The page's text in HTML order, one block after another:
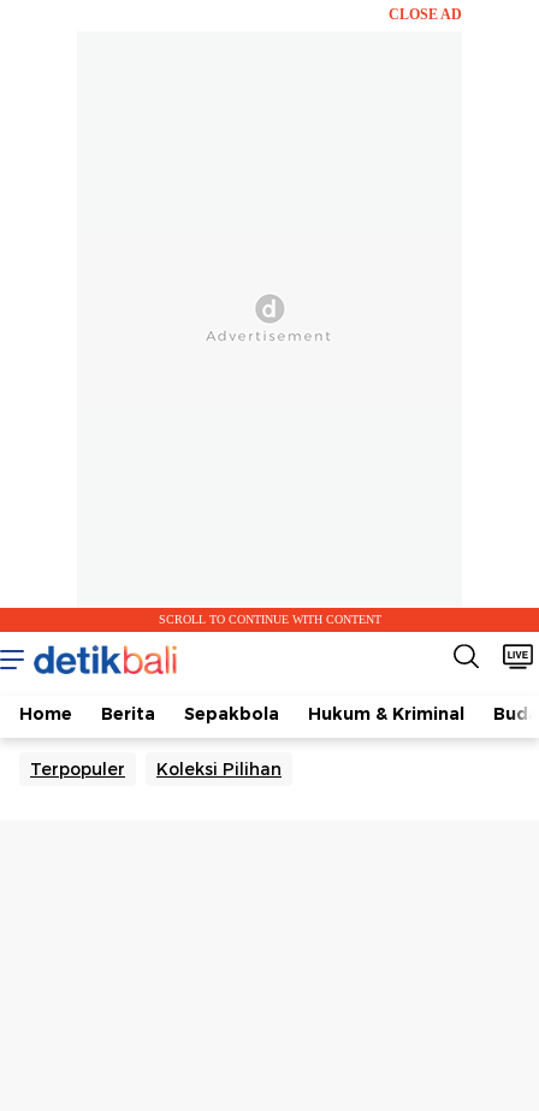
CLOSE AD
SCROLL TO CONTINUE WITH CONTENT
Home Berita Sepakbola Hukum & Kriminal
Terpopuler Koleksi Pilihan